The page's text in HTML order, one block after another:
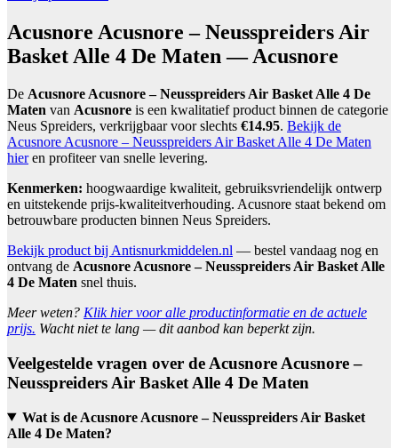
Acusnore Acusnore – Neusspreiders Air
Basket Alle 4 De Maten — Acusnore
De Acusnore Acusnore – Neusspreiders Air Basket Alle 4 De
Maten van Acusnore is een kwalitatief product binnen de categorie
Neus Spreiders, verkrijgbaar voor slechts €14.95. Bekijk de
Acusnore Acusnore – Neusspreiders Air Basket Alle 4 De Maten
hieren profiteer van snelle levering.
Kenmerken: hoogwaardige kwaliteit, gebruiksvriendelijk ontwerp
en uitstekende prijs-kwaliteitverhouding. Acusnore staat bekend om
betrouwbare producten binnen Neus Spreiders.
Bekijk product bij Antisnurkmiddelen.nl — bestel vandaag nog en
ontvang de Acusnore Acusnore – Neusspreiders Air Basket Alle
4 De Maten snel thuis.
Meer weten? Klik hier voor alle productinformatie en de actuele
prijs. Wacht niet te lang — dit aanbod kan beperkt zijn.
Veelgestelde vragen over de Acusnore Acusnore –
Neusspreiders Air Basket Alle 4 De Maten
Wat is de Acusnore Acusnore – Neusspreiders Air Basket
Alle 4 De Maten?